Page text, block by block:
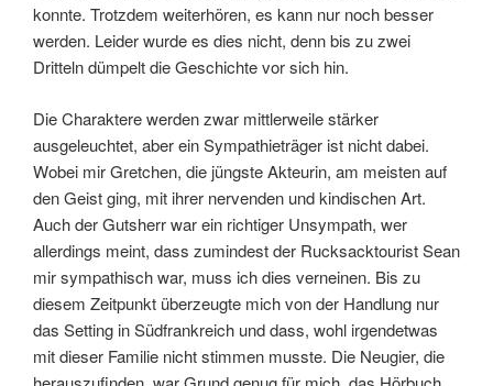
konnte. Trotzdem weiterhören, es kann nur noch besser
werden. Leider wurde es dies nicht, denn bis zu zwei
Dritteln dümpelt die Geschichte vor sich hin.
Die Charaktere werden zwar mittlerweile stärker
ausgeleuchtet, aber ein Sympathieträger ist nicht dabei.
Wobei mir Gretchen, die jüngste Akteurin, am meisten auf
den Geist ging, mit ihrer nervenden und kindischen Art.
Auch der Gutsherr war ein richtiger Unsympath, wer
allerdings meint, dass zumindest der Rucksacktourist Sean
mir sympathisch war, muss ich dies verneinen. Bis zu
diesem Zeitpunkt überzeugte mich von der Handlung nur
das Setting in Südfrankreich und dass, wohl irgendetwas
mit dieser Familie nicht stimmen musste. Die Neugier, die